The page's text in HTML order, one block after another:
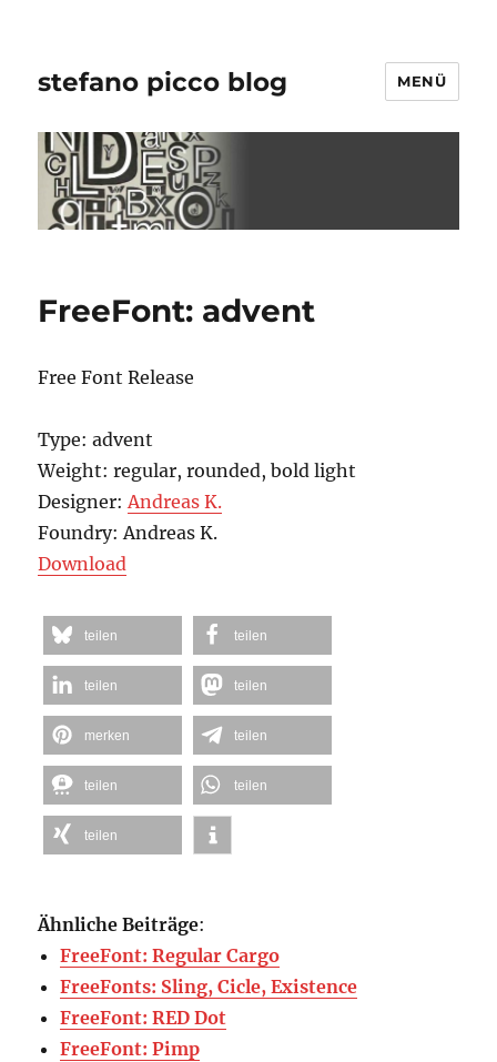
stefano picco blog MENÜ
FreeFont: advent
Free Font Release
Type: advent
Weight: regular, rounded, bold light
Designer:Andreas K.
Foundry: Andreas K.
Download
teilen teilen
teilen teilen
merken teilen
teilen teilen
teilen
Ähnliche Beiträge:
FreeFont: Regular Cargo
FreeFonts: Sling, Cicle, Existence
FreeFont: RED Dot
FreeFont: Pimp